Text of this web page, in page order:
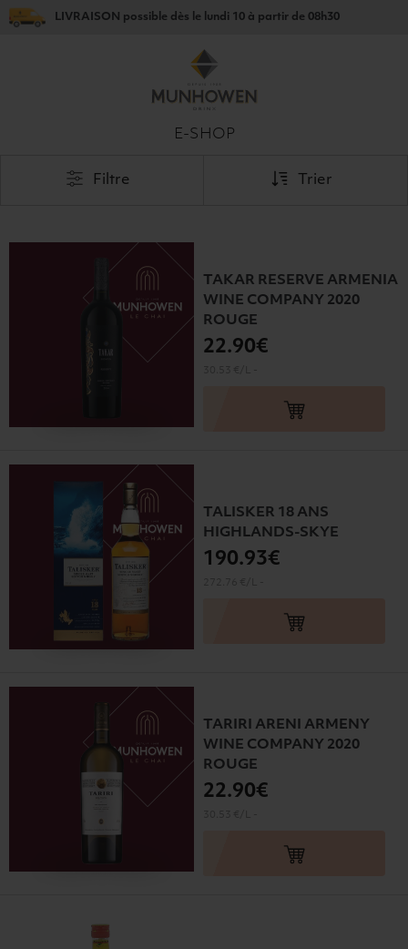
LIVRAISON possible dès le lundi 10 à partir de 08h30
E-SHOP
Filtre Trier
TAKAR RESERVE ARMENIA
WINE COMPANY 2020
ROUGE
22.90€
TALISKER 18 ANS
HIGHLANDS-SKYE
190.93€
TARIRI ARENI ARMENY
WINE COMPANY 2020
ROUGE
22.90€